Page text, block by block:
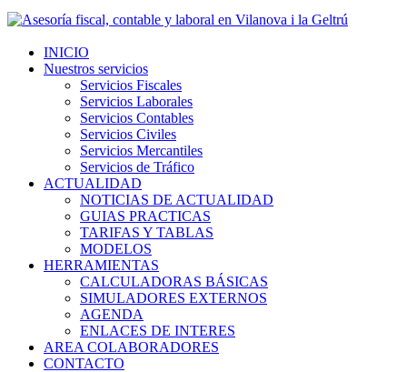
INICIO
Nuestros servicios
Servicios Fiscales
Servicios Laborales
Servicios Contables
Servicios Civiles
Servicios Mercantiles
Servicios de Tráfico
ACTUALIDAD
NOTICIAS DE ACTUALIDAD
GUIAS PRACTICAS
TARIFAS Y TABLAS
MODELOS
HERRAMIENTAS
CALCULADORAS BÁSICAS
SIMULADORES EXTERNOS
AGENDA
ENLACES DE INTERES
AREA COLABORADORES
CONTACTO